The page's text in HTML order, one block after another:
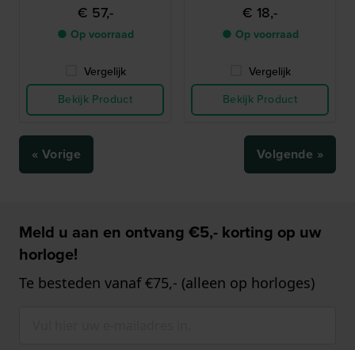
€ 57,-
● Op voorraad
Vergelijk
Bekijk Product
€ 18,-
● Op voorraad
Vergelijk
Bekijk Product
« Vorige Volgende »
Meld u aan en ontvang €5,- korting op uw
horloge!
Te besteden vanaf €75,- (alleen op horloges)